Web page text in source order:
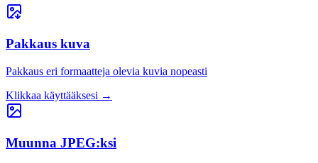
Pakkaus kuva
Pakkaus eri formaatteja olevia kuvia nopeasti
Klikkaa käyttääksesi →
Muunna JPEG:ksi